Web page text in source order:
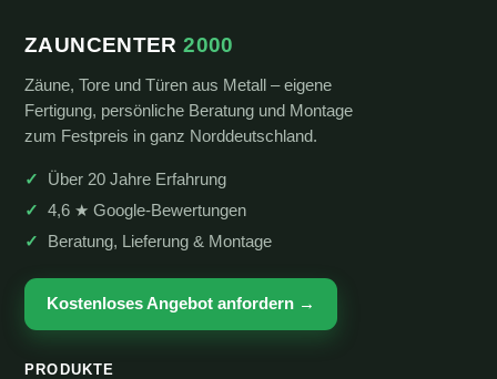
ZAUNCENTER2000
Zäune, Tore und Türen aus Metall – eigene
Fertigung, persönliche Beratung und Montage
zum Festpreis in ganz Norddeutschland.
Über 20 Jahre Erfahrung
4,6 ★ Google-Bewertungen
Beratung, Lieferung & Montage
Kostenloses Angebot anfordern →
PRODUKTE